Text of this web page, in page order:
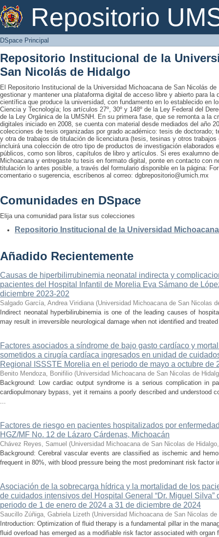
Repositorio
DSpace Principal
DSpace Principal
Repositorio Institucional de la
San Nicolás de Hidalgo
El Repositorio Institucional de la Universidad Michoacana de San Nicolás
gestionar y mantener una plataforma digital de acceso libre y abierto para la
científica que produce la universidad, con fundamento en lo establecido en
Ciencia y Tecnología; los artículos 27º, 30º y 148º de la Ley Federal del
de la Ley Orgánica de la UMSNH. En su primera fase, que se remonta a la
digitales iniciado en 2008, se cuenta con material desde mediados del año
colecciones de tesis organizadas por grado académico: tesis de doctorado;
y otra de trabajos de titulación de licenciatura (tesis, tesinas y otros
incluirá una colección de otro tipo de productos de investigación elaborados
públicos, como son libros, capítulos de libro y artículos. Si eres exalumno
Michoacana y entregaste tu tesis en formato digital, ponte en contacto con
titulación lo antes posible, a través del formulario disponible en la página:
comentario o sugerencia, escríbenos al correo: dgbrepositorio@umich.mx
Comunidades en DSpace
Elija una comunidad para listar sus colecciones
Repositorio Institucional de la Universidad
Añadido Recientemente
Causas de hiperbilirrubinemia neonatal indirecta y
pacientes del Hospital Infantil de Morelia Eva Sámano de
diciembre 2023-202
Salgado García, Andrea Viridiana (Universidad Michoacana de San Nicolas
Indirect neonatal hyperbilirubinemia is one of the leading causes of
may result in irreversible neurological damage when not identified and
Factores asociados a síndrome de bajo gasto cardíaco y
sometidos a cirugía cardíaca ingresados en unidad de
Regional ISSSTE Morelia en el periodo de mayo a octubre de
Benito Mendoza, Bonifilio (Universidad Michoacana de San Nicolas de
Background: Low cardiac output syndrome is a serious complication in
cardiopulmonary bypass, yet it remains a poorly described and understood
...
Factores de riesgo en pacientes hospitalizados por
HGZ/MF No. 12 de Lázaro Cárdenas, Michoacán
Chávez Reyes, Samuel (Universidad Michoacana de San Nicolas de Hidalgo
Background: Cerebral vascular events are classified as ischemic and
frequent in 80%, with blood pressure being the most predominant risk factor
Asociación de la sobrecarga hídrica y la mortalidad de los
de cuidados intensivos del Hospital General “Dr. Miguel
periodo de 1 de enero de 2024 a 31 de diciembre de 2024
Saucillo Zúñiga, Gabriela Lizeth (Universidad Michoacana de San Nicolas de
Introduction: Optimization of fluid therapy is a fundamental pillar in the
fluid overload has emerged as a modifiable risk factor associated with organ